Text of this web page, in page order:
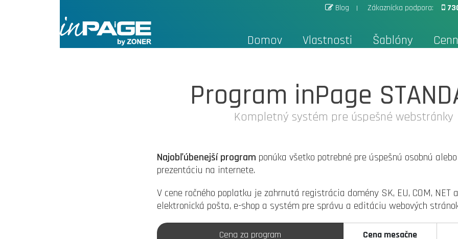
Domov Vlastnosti Šablóny
Blog Zákaznícka podpora:
Program inPage
Kompletný systém pre úspešné webstránky
Najobľúbenejší program ponúka všetko potrebné pre úspešnú osobnú
prezentáciu na internete.
V cene ročného poplatku je zahrnutá registrácia domény SK, EU, COM, NET
elektronická pošta, e-shop a systém pre správu a editáciu webových
Cena za program Cena mesačne